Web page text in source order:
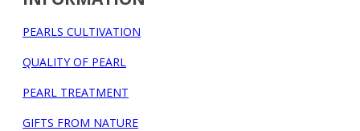
PEARLS CULTIVATION
QUALITY OF PEARL
PEARL TREATMENT
GIFTS FROM NATURE